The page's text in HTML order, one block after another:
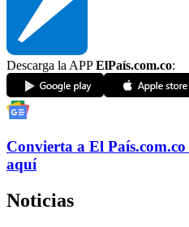
Descarga la APPElPaís.com.co:
Convierta a El País.com.co
aquí
Noticias